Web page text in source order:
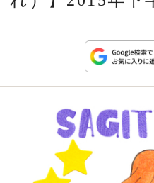
CELEBRITY
COLLECTION
WEDDING
FORTUNE